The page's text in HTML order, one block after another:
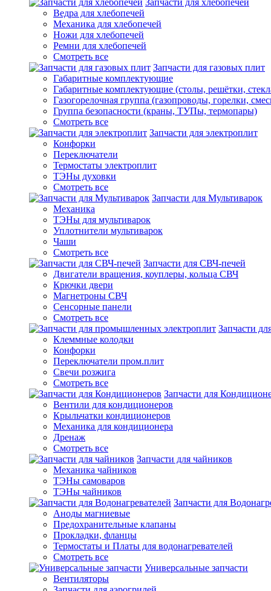
Запчасти для хлебопечей
Ведра для хлебопечей
Механика для хлебопечей
Ножи для хлебопечей
Ремни для хлебопечей
Смотреть все
Запчасти для газовых плит
Габаритные комплектующие
Габаритные комплектующие (столы, решётки,
Газогорелочная группа (газопроводы, горелки,
Группа безопасности (краны, ТУПы, термопары)
Смотреть все
Запчасти для электроплит
Конфорки
Переключатели
Термостаты электроплит
ТЭНы духовки
Смотреть все
Запчасти для Мультиварок
Механика
ТЭНы для мультиварок
Уплотнители мультиварок
Чаши
Смотреть все
Запчасти для СВЧ-печей
Двигатели вращения, коуплеры, кольца СВЧ
Крючки двери
Магнетроны СВЧ
Сенсорные панели
Смотреть все
Запчасти
Клеммные колодки
Конфорки
Переключатели пром.плит
Свечи розжига
Смотреть все
Запчасти для
Вентили для кондиционеров
Крыльчатки кондиционеров
Механика для кондиционера
Дренаж
Смотреть все
Запчасти для чайников
Механика чайников
ТЭНы самоваров
ТЭНы чайников
Запчасти для
Аноды магниевые
Предохранительные клапаны
Прокладки, фланцы
Термостаты и Платы для водонагревателей
Смотреть все
Универсальные запчасти
Вентиляторы